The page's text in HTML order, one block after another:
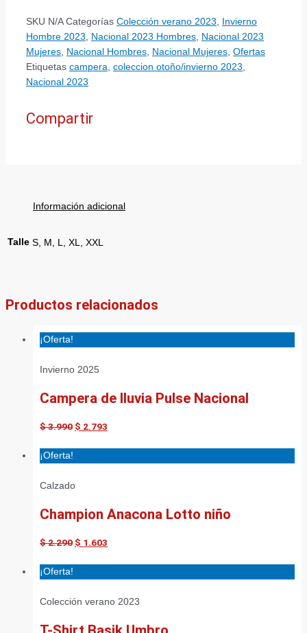
SKU N/A Categorías Colección verano 2023,
Invierno
Hombre 2023, Nacional 2023 Hombres, Nacional 2023
Mujeres, Nacional Hombres, Nacional Mujeres, Ofertas
Etiquetas campera, coleccion otoño/invierno 2023,
Nacional 2023
Compartir
Información adicional
Talle S, M, L, XL, XXL
Productos relacionados
¡Oferta!
Invierno 2025
Campera de lluvia Pulse Nacional
$3.990 $ 2.793
¡Oferta!
Calzado
Champion Anacona Lotto niño
$2.290 $ 1.603
¡Oferta!
Colección verano 2023